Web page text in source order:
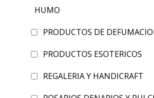
HUMO
PRODUCTOS DE
PRODUCTOS ESOTERICOS
REGALERIA Y HANDICRAFT